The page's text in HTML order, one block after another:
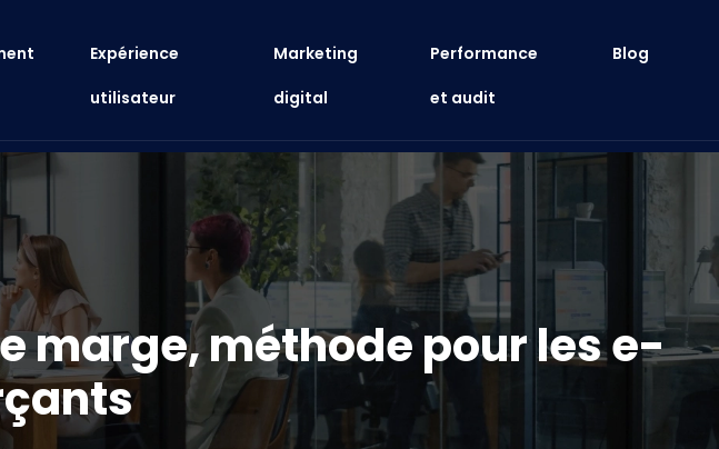
Expérience
utilisateur
Marketing
digital
Performance
et audit
Blog
marge, méthode pour les e-